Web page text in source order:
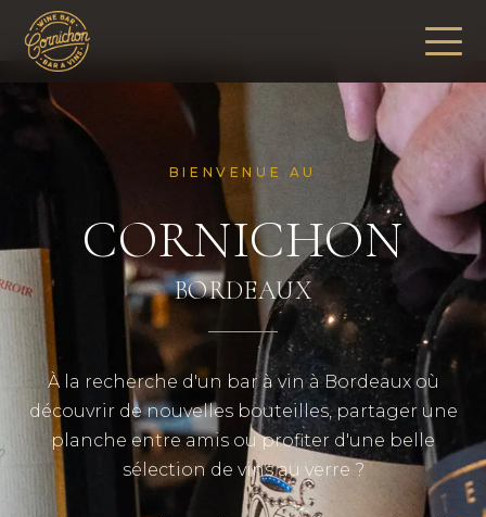
NOS ÉTABLISSEMENTS
NOS ÉVÉNEMENTS
COUPE DU MONDE 2026
DEVENIR PARTENAIRE
BLOG
CONTACT/JOB
BIENVENUE AU
CORNICHON
BORDEAUX
À la recherche d'un bar à vin à Bordeaux où
découvrir de nouvelles bouteilles, partager une
planche entre amis ou profiter d'une belle
sélection de vins au verre ?